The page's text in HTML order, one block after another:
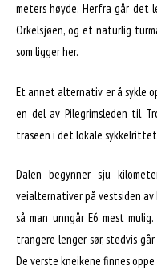
meters høyde. Herfra går det
Orkelsjøen, og et naturlig
som ligger her.
Et annet alternativ er å sykle
en del av Pilegrimsleden til
traseen i det lokale
Dalen begynner sju
veialternativer på vestsiden
så man unngår E6 mest
trangere lenger sør, stedvis
De verste kneikene finnes